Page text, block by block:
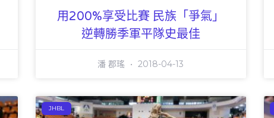
用200%享受比賽 民族「爭氣」
逆轉勝季軍平隊史最佳
潘 郡瑤 2018-04-13
JHBL